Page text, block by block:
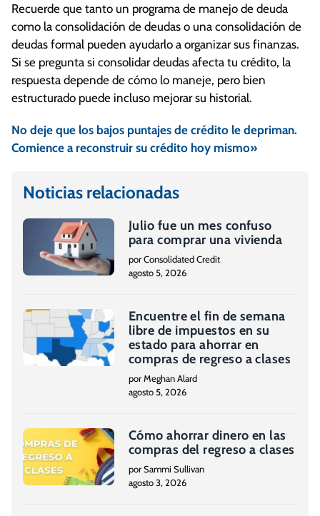
Recuerde que tanto un programa de manejo de deuda
como la consolidación de deudas o una consolidación de
deudas formal pueden ayudarlo a organizar sus finanzas.
Si se pregunta si consolidar deudas afecta tu crédito, la
respuesta depende de cómo lo maneje, pero bien
estructurado puede incluso mejorar su historial.
No deje que los bajos puntajes de crédito le depriman.
Comience a reconstruir su crédito hoy mismo»
Noticias relacionadas
Julio fue un mes confuso
para comprar una vivienda
por Consolidated Credit
agosto 5, 2026
Encuentre el fin de semana
libre de impuestos en su
estado para ahorrar en
compras de regreso a clases
por Meghan Alard
agosto 5, 2026
Cómo ahorrar dinero en las
compras del regreso a clases
por Sammi Sullivan
agosto 3, 2026